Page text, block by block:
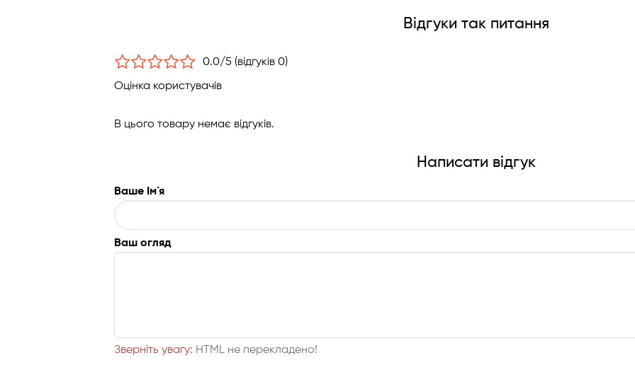
Відгуки так питання
0.0/5 (відгуків 0)
Оцінка користувачів
В цього товару немає відгуків.
Написати відгук
Ваше Ім`я
Ваш огляд
Зверніть увагу: HTML не перекладено!